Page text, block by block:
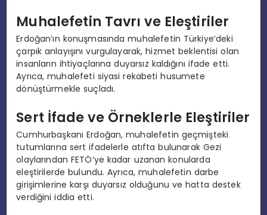
Muhalefetin Tavrı ve Eleştiriler
Erdoğan’ın konuşmasında muhalefetin Türkiye’deki
çarpık anlayışını vurgulayarak, hizmet beklentisi olan
insanların ihtiyaçlarına duyarsız kaldığını ifade etti.
Ayrıca, muhalefeti siyasi rekabeti husumete
dönüştürmekle suçladı.
Sert İfade ve Örneklerle Eleştiriler
Cumhurbaşkanı Erdoğan, muhalefetin geçmişteki
tutumlarına sert ifadelerle atıfta bulunarak Gezi
olaylarından FETÖ’ye kadar uzanan konularda
eleştirilerde bulundu. Ayrıca, muhalefetin darbe
girişimlerine karşı duyarsız olduğunu ve hatta destek
verdiğini iddia etti.